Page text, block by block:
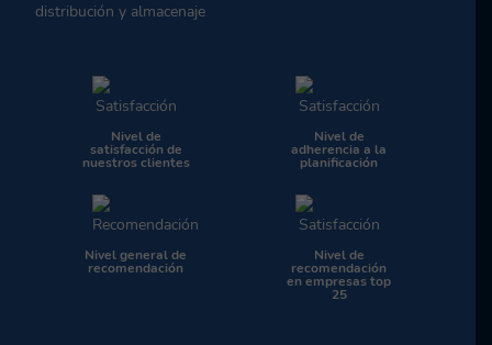
distribución y almacenaje
Nivel de
satisfacción de
nuestros clientes
Nivel de
adherencia a la
planificación
Nivel general de
recomendación
Nivel de
recomendación
en empresas top
25